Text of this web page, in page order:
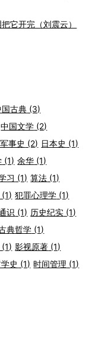
它开完（刘震云）
国古典 (3)
中国文学 (2)
事史 (2) 日本史 (1)
(1) 余华 (1)
习 (1) 算法 (1)
(1) 犯罪心理学 (1)
识 (1) 历史纪实 (1)
典哲学 (1)
(1) 影视原著 (1)
史 (1) 时间管理 (1)